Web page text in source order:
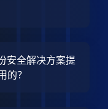
安全解决方案提
的？